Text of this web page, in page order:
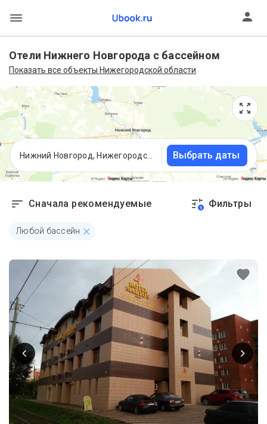
Отели Нижнего Новгорода с бассейном
Показать все объекты Нижегородской области
Нижний Новгород, Нижегородская область Выбрать даты
Сначала рекомендуемые 1 Фильтры
Любой бассейн